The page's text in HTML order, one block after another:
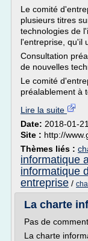
Le comité
plusieurs titres
technologies de
l'entreprise, qu'il
Consultation
de nouvelles
Le comité
préalablement à
Lire la suite
Date: 2018-01-
Site : http://
Thèmes liés :
informatique
informatique
entreprise /
La charte
Pas de
La charte